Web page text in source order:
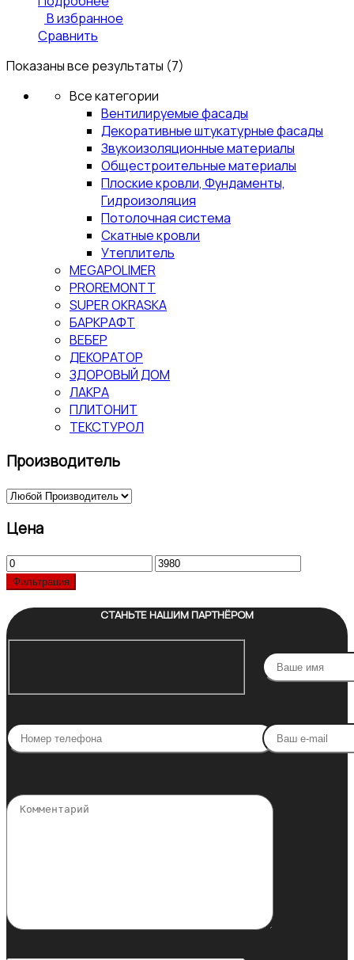
В избранное
Сравнить
Показаны все результаты (7)
Все категории
Вентилируемые фасады
Декоративные штукатурные фасады
Звукоизоляционные материалы
Общестроительные материалы
Плоские кровли, Фундаменты,
Гидроизоляция
Потолочная система
Скатные кровли
Утеплитель
MEGAPOLIMER
PROREMONTT
SUPER OKRASKA
БАРКРАФТ
ВЕБЕР
ДЕКОРАТОР
ЗДОРОВЫЙ ДОМ
ЛАКРА
ПЛИТОНИТ
ТЕКСТУРОЛ
Производитель
Цена
Минимальная
цена
Максимальная
Фильтрация
СТАНЬТЕ НАШИМ ПАРТНЁРОМ